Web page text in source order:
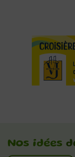
Nos idées